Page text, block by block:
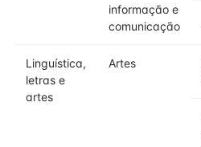
informação e
comunicação
Linguística,
letras e
artes
Artes